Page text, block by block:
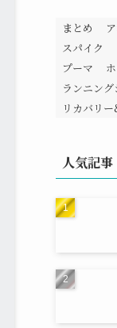
まとめ
スパイク
プーマ
ランニン
リカバリ
人気記事